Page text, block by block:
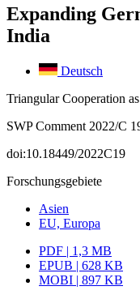
Expanding
India
Deutsch
Triangular Cooperation
SWP Comment 2022/C
doi:10.18449/2022C19
Forschungsgebiete
Asien
EU, Europa
PDF | 1,3 MB
EPUB | 628 KB
MOBI | 897 KB